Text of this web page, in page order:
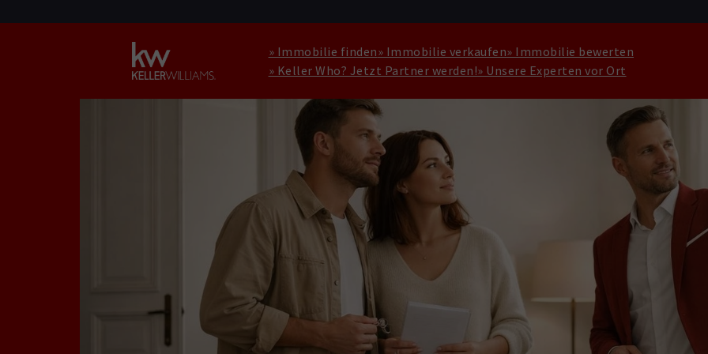
» Immobilie finden» Immobilie verkaufen» Immobilie bewerten
» Keller Who? Jetzt Partner werden!» Unsere Experten vor Ort